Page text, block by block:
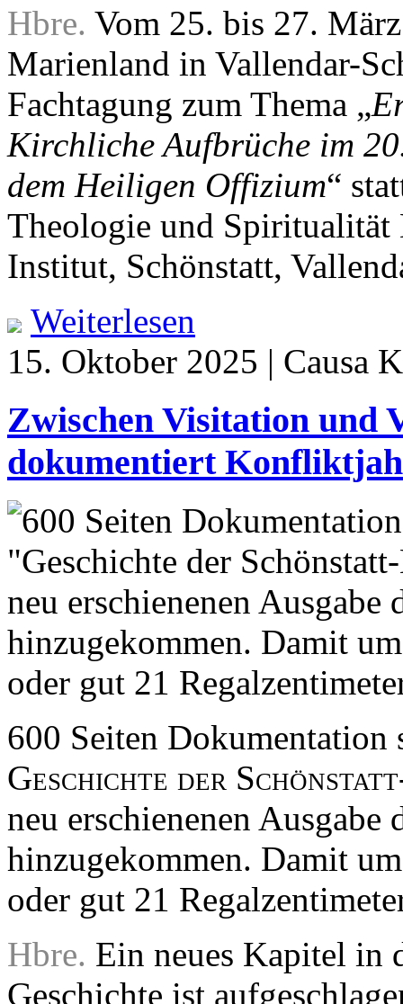
Hbre. Vom 25. bis 27.
Marienland in Vallendar-
Fachtagung zum Thema „
Kirchliche Aufbrüche im
dem Heiligen Offizium“
Theologie und Spiritualität
Institut, Schönstatt,
Weiterlesen
15. Oktober 2025 | Causa
Zwischen Visitation und
dokumentiert
600 Seiten
Geschichte der
neu erschienenen Ausgabe
hinzugekommen. Damit
oder gut 21
Hbre. Ein neues Kapitel in
Geschichte ist